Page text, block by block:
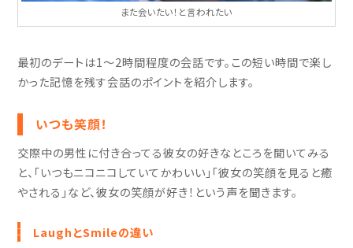
また会いたい！と言われたい
最初のデートは1～2時間程度の会話です。この短い時間で楽し
かった記憶を残す会話のポイントを紹介します。
いつも笑顔！
交際中の男性に付き合ってる彼女の好きなところを聞いてみる
と、「いつもニコニコしていてかわいい」「彼女の笑顔を見ると癒
やされる」など、彼女の笑顔が好き！という声を聞きます。
LaughとSmileの違い